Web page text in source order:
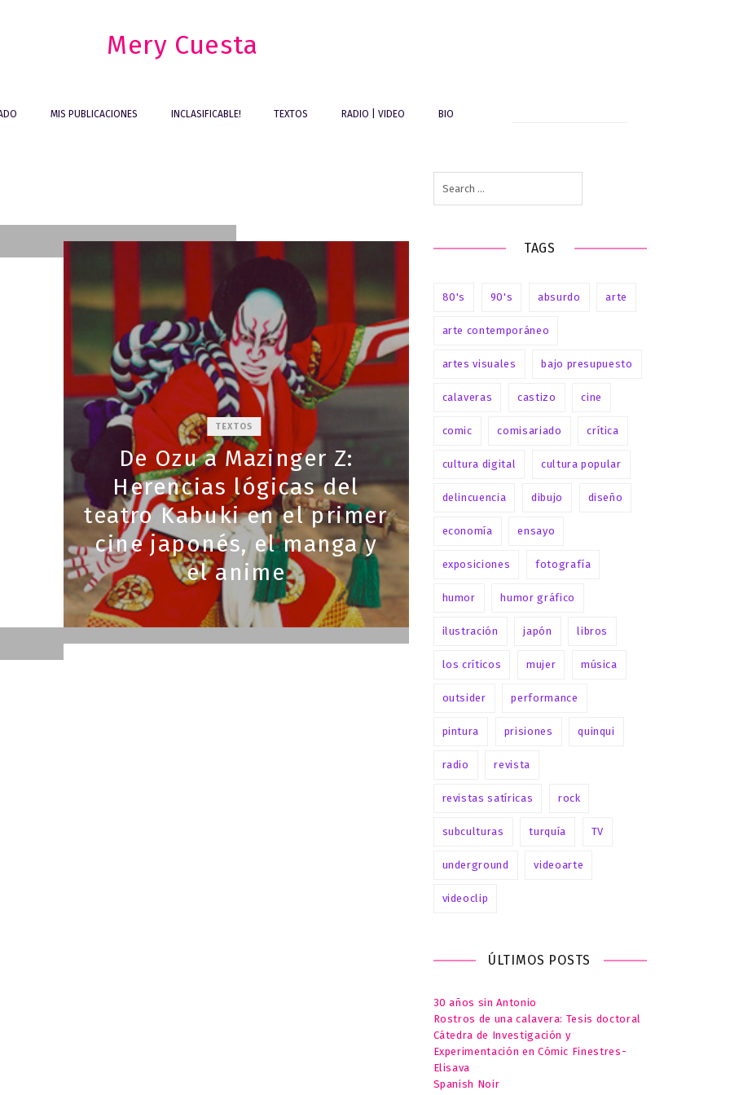
Mery Cuesta
MIS PUBLICACIONES INCLASIFICABLE! TEXTOS RADIO | VIDEO BIO
TEXTOS
De Ozu a Mazinger Z:
Herencias lógicas del
teatro Kabuki en el primer
cine japonés, el manga y
el anime
ARTES VISUALES
Fukushima: Leer el futuro
en un reactor nuclear
for:
TAGS
80's 90's absurdo arte
arte contemporáneo
artes visuales bajo presupuesto
calaveras castizo cine
comic comisariado crítica
cultura digital cultura popular
delincuencia dibujo diseño
economía ensayo
exposiciones fotografía
humor humor gráfico
ilustración japón libros
los críticos mujer música
outsider performance
pintura prisiones quinqui
radio revista
revistas satíricas rock
subculturas turquía TV
underground videoarte
videoclip
ÚLTIMOS POSTS
30 años sin Antonio
Rostros de una calavera: Tesis doctoral
Cátedra de Investigación y
Experimentación en Cómic Finestres-
Elisava
Spanish Noir